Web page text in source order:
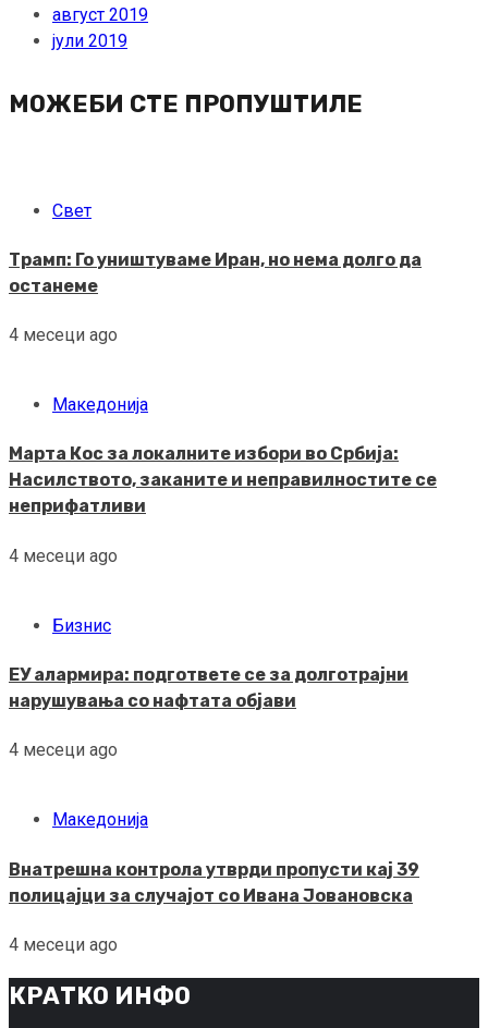
август 2019
јули 2019
МОЖЕБИ СТЕ ПРОПУШТИЛЕ
Свет
Трамп: Го уништуваме Иран, но нема долго да
останеме
4 месеци ago
Македонија
Марта Кос за локалните избори во Србија:
Насилството, заканите и неправилностите се
неприфатливи
4 месеци ago
Бизнис
ЕУ алармира: подгответе се за долготрајни
нарушувања со нафтата објави
4 месеци ago
Македонија
Внатрешна контрола утврди пропусти кај 39
полицајци за случајот со Ивана Јовановска
4 месеци ago
КРАТКО ИНФО